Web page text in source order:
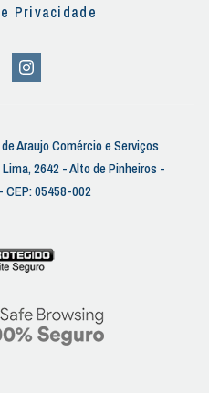
Privacidade
Araujo Comércio e Serviços
2642 - Alto de Pinheiros -
CEP: 05458-002